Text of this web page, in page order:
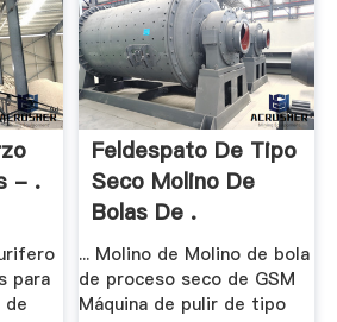
- .
para
de
Feldespato De Tipo
Seco Molino De
Bolas De .
... Molino de Molino de bola
de proceso seco de GSM
Máquina de pulir de tipo